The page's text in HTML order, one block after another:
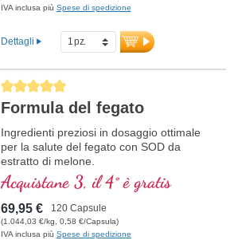
IVA inclusa più Spese di spedizione
Dettagli
Average rating of 5 out of 5 stars
Formula del fegato
Ingredienti preziosi in dosaggio ottimale
per la salute del fegato con SOD da
estratto di melone.
Acquistane 3, il 4° è gratis
69,95 € 120 Capsule
(1.044,03 €/kg, 0,58 €/Capsula)
IVA inclusa più Spese di spedizione